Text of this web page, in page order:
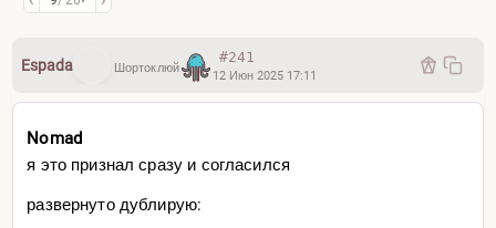
Espada Шортоклюй
#241
12 Июн 2025 17:11
Nomad
я это признал сразу и согласился
развернуто дублирую: